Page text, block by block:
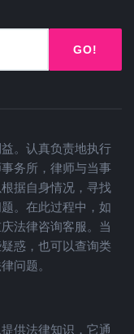
GO!
。认真负责地执行
务所，律师与当事
据自身情况，寻找
。在此过程中，如
法律咨询客服。当
惑，也可以查询类
问题。
供法律知识，它通